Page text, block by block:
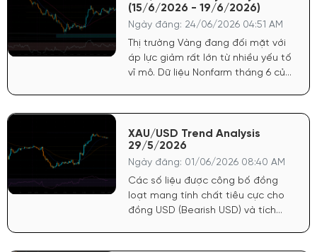
(15/6/2026 - 19/6/2026)
Ngày đăng: 24/06/2026 04:51 AM
Thị trường Vàng đang đối mặt với
áp lực giảm rất lớn từ nhiều yếu tố
vĩ mô. Dữ liệu Nonfarm tháng 6 của
chắc để trì hoãn lộ trình nới lỏng
tiền tệ, trực tiếp tước đi động lực
tăng giá mạnh nhất của vàng.
XAU/USD Trend Analysis
29/5/2026
Ngày đăng: 01/06/2026 08:40 AM
Các số liệu được công bố đồng
loạt mang tính chất tiêu cực cho
đồng USD (Bearish USD) và tích